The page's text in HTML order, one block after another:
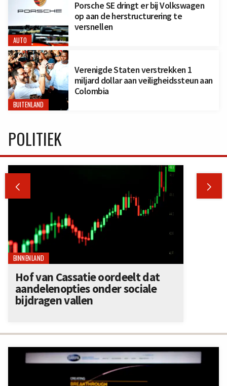
AUTO
Porsche SE dringt er bij Volkswagen
op aan de herstructurering te
versnellen
BUITENLAND
Verenigde Staten verstrekken 1
miljard dollar aan veiligheidssteun aan
Colombia
POLITIEK
 
BINNENLAND
Hof van Cassatie oordeelt dat
aandelenopties onder sociale
bijdragen vallen